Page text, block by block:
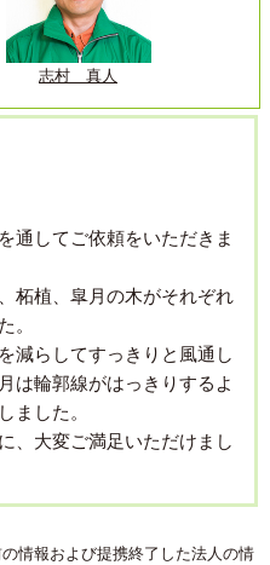
志村 真人
通してご依頼をいただきま
柘植、皐月の木がそれぞれ
。
減らしてすっきりと風通し
は輪郭線がはっきりするよ
ました。
、大変ご満足いただけまし
情報および提携終了した法人の情